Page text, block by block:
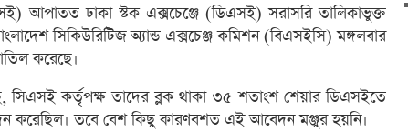
আপাতত ঢাকা স্টক এক্সচেঞ্জে (ডিএসই) সরাসরি তালিকাভুক্ত
সিকিউরিটিজ অ্যান্ড এক্সচেঞ্জ কমিশন (বিএসইসি) মঙ্গলবার
করেছে।
সিএসই কর্তৃপক্ষ তাদের ব্লক থাকা ৩৫ শতাংশ শেয়ার ডিএসইতে
করেছিল। তবে বেশ কিছু কারণবশত এই আবেদন মঞ্জুর হয়নি।